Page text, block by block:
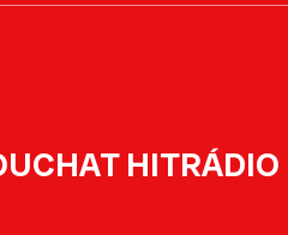
HITRÁDIO